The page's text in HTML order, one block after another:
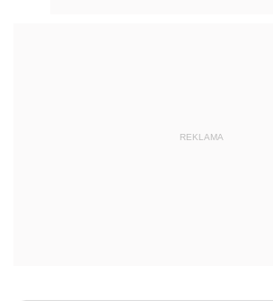
REKLAMA